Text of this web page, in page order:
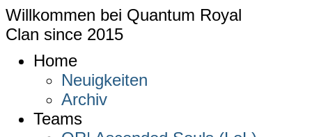
Willkommen bei Quantum Royal
Clan since 2015
Home
Neuigkeiten
Archiv
Teams